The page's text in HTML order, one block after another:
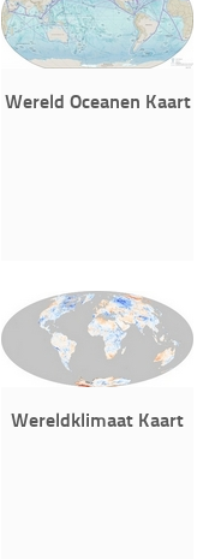
Wereld Oceanen Kaart
Wereldklimaat Kaart